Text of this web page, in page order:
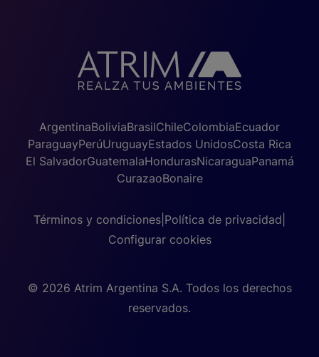
ArgentinaBoliviaBrasilChileColombiaEcuador
ParaguayPerúUruguayEstados UnidosCosta Rica
El SalvadorGuatemalaHondurasNicaraguaPanamá
CurazaoBonaire
Términos y condiciones Política de privacidad
Configurar cookies
© 2026 Atrim Argentina S.A. Todos los derechos
reservados.